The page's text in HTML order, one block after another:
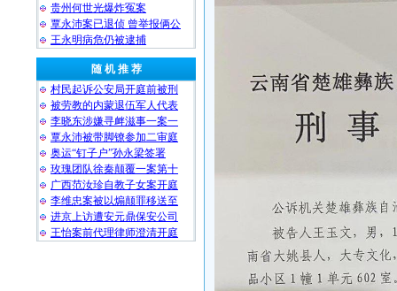
贵州何世光爆炸冤案
覃永沛案已退侦 曾举报俩公
王永明病危仍被逮捕
随 机 推 荐
村民起诉公安局开庭前被刑
被劳教的内蒙退伍军人代表
李晓东涉嫌寻衅滋事一案一
覃永沛被带脚镣参加二审庭
奥运“钉子户”孙永梁签署
玫瑰团队徐秦颠覆一案第十
广西范汝珍自教子女案开庭
李维忠案被以煽颠罪移送至
进京上访遭安元鼎保安公司
王怡案前代理律师澄清开庭